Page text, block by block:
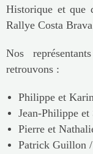
Historique et que
Rallye Costa
Nos
retrouvons :
Philippe et
Jean-Philippe et
Pierre et
Patrick Guillon